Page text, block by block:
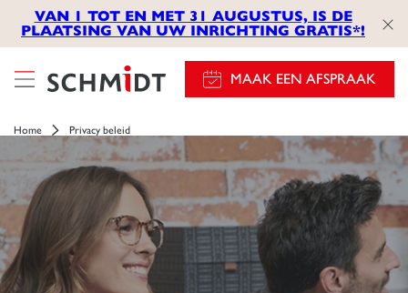
VAN 1 TOT EN MET 31 AUGUSTUS, IS DE
PLAATSING VAN UW INRICHTING GRATIS*!
MAAK EEN AFSPRAAK
Home Privacy beleid